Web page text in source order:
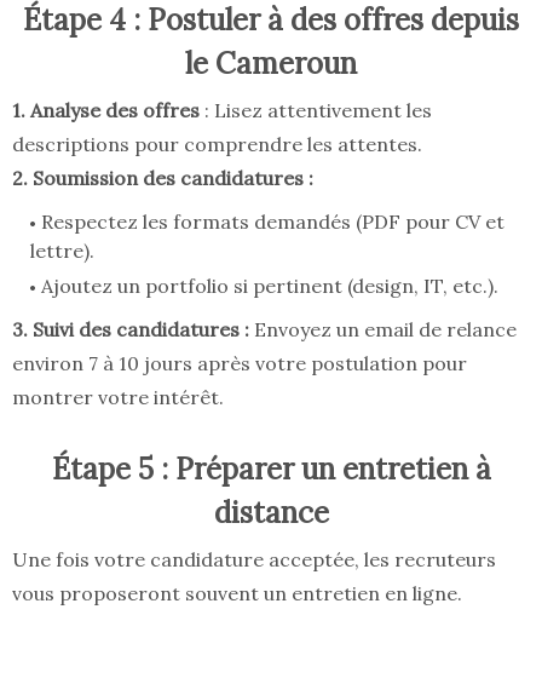
Étape 4 : Postuler à des offres depuis
le Cameroun
1. Analyse des offres : Lisez attentivement les
descriptions pour comprendre les attentes.
2. Soumission des candidatures :
Respectez les formats demandés (PDF pour CV et
lettre).
Ajoutez un portfolio si pertinent (design, IT, etc.).
3. Suivi des candidatures : Envoyez un email de relance
environ 7 à 10 jours après votre postulation pour
montrer votre intérêt.
Étape 5 : Préparer un entretien à
distance
Une fois votre candidature acceptée, les recruteurs
vous proposeront souvent un entretien en ligne.